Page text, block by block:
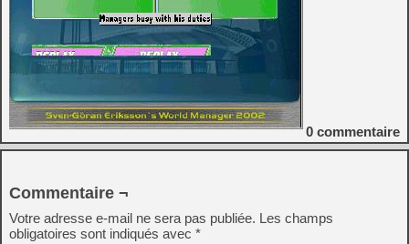
0 commentaire
Commentaire ¬
Votre adresse e-mail ne sera pas publiée. Les champs
obligatoires sont indiqués avec *